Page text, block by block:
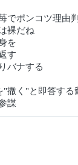
でポンコツ理由
裸だね
を
す
バナする
"撒く"と即答する
謀